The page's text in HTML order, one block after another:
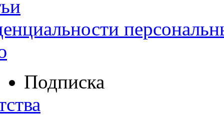
Подписка